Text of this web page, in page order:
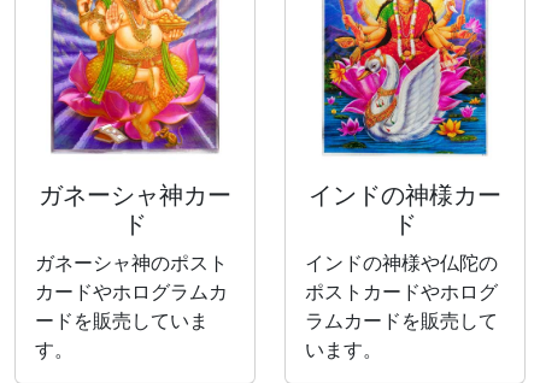
ガネーシャ神カー
ド
ガネーシャ神のポスト
カードやホログラムカ
ードを販売していま
す。
インドの神様カー
ド
インドの神様や仏陀の
ポストカードやホログ
ラムカードを販売して
います。